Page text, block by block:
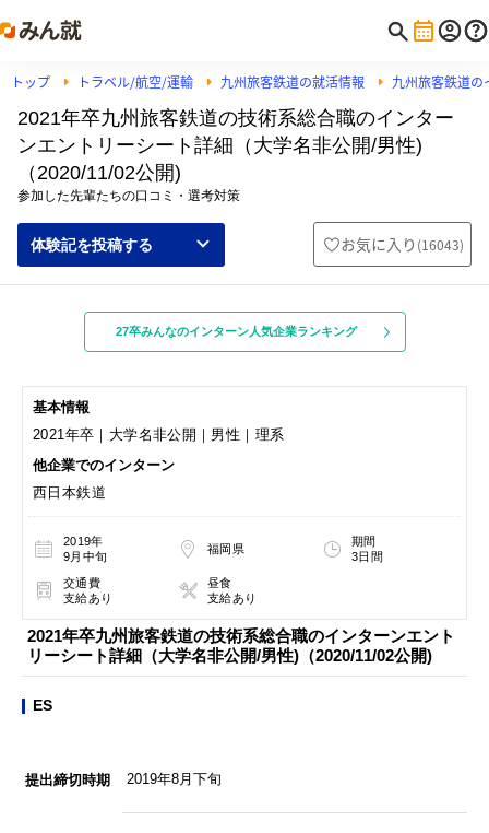
トップ トラベル/航空/運輸 九州旅客鉄道の就活情報 九州旅客鉄道の
2021年卒九州旅客鉄道の技術系総合職のインター
ンエントリーシート詳細（大学名非公開/男性)
（2020/11/02公開)
参加した先輩たちの口コミ・選考対策
体験記を投稿する お気に入り (16043)
27卒みんなのインターン人気企業ランキング
基本情報
2021年卒｜大学名非公開｜男性｜理系
他企業でのインターン
西日本鉄道
2019年
9月中旬
福岡県
期間
3日間
交通費
支給あり
昼食
支給あり
2021年卒九州旅客鉄道の技術系総合職のインターンエント
リーシート詳細（大学名非公開/男性)（2020/11/02公開)
ES
提出締切時期 2019年8月下旬